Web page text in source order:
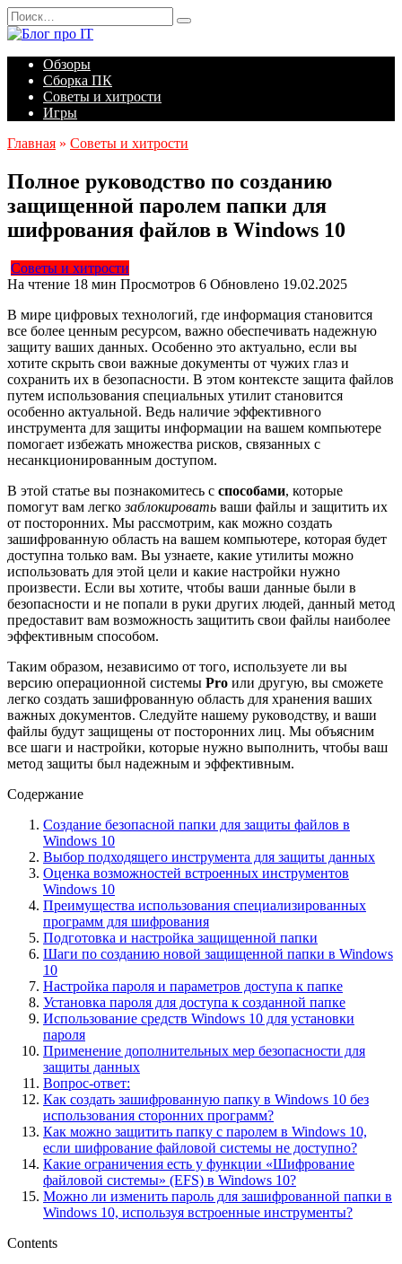
Перейти
к
содержанию
Search
for:
Обзоры
Сборка ПК
Советы и хитрости
Игры
Главная » Советы и хитрости
Полное руководство по созданию
защищенной паролем папки для
шифрования файлов в Windows 10
Советы и хитрости
На чтение 18 мин Просмотров 6 Обновлено 19.02.2025
В мире цифровых технологий, где информация становится
все более ценным ресурсом, важно обеспечивать надежную
защиту ваших данных. Особенно это актуально, если вы
хотите скрыть свои важные документы от чужих глаз и
сохранить их в безопасности. В этом контексте защита файлов
путем использования специальных утилит становится
особенно актуальной. Ведь наличие эффективного
инструмента для защиты информации на вашем компьютере
помогает избежать множества рисков, связанных с
несанкционированным доступом.
В этой статье вы познакомитесь с способами, которые
помогут вам легкозаблокировать ваши файлы и защитить их
от посторонних. Мы рассмотрим, как можно создать
зашифрованную область на вашем компьютере, которая будет
доступна только вам. Вы узнаете, какие утилиты можно
использовать для этой цели и какие настройки нужно
произвести. Если вы хотите, чтобы ваши данные были в
безопасности и не попали в руки других людей, данный метод
предоставит вам возможность защитить свои файлы наиболее
эффективным способом.
Таким образом, независимо от того, используете ли вы
версию операционной системы Pro или другую, вы сможете
легко создать зашифрованную область для хранения ваших
важных документов. Следуйте нашему руководству, и ваши
файлы будут защищены от посторонних лиц. Мы объясним
все шаги и настройки, которые нужно выполнить, чтобы ваш
метод защиты был надежным и эффективным.
Содержание
Создание безопасной папки для защиты файлов в
Windows 10
Выбор подходящего инструмента для защиты данных
Оценка возможностей встроенных инструментов
Windows 10
Преимущества использования специализированных
программ для шифрования
Подготовка и настройка защищенной папки
Шаги по созданию новой защищенной папки в Windows
10
Настройка пароля и параметров доступа к папке
Установка пароля для доступа к созданной папке
Использование средств Windows 10 для установки
пароля
Применение дополнительных мер безопасности для
защиты данных
Вопрос-ответ:
Как создать зашифрованную папку в Windows 10 без
использования сторонних программ?
Как можно защитить папку с паролем в Windows 10,
если шифрование файловой системы не доступно?
Какие ограничения есть у функции «Шифрование
файловой системы» (EFS) в Windows 10?
Можно ли изменить пароль для зашифрованной папки в
Windows 10, используя встроенные инструменты?
Contents